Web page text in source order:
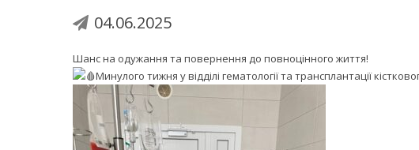
04.06.2025
Шанс на одужання та повернення до повноцінного життя!
Минулого тижня у відділі гематології та трансплантації